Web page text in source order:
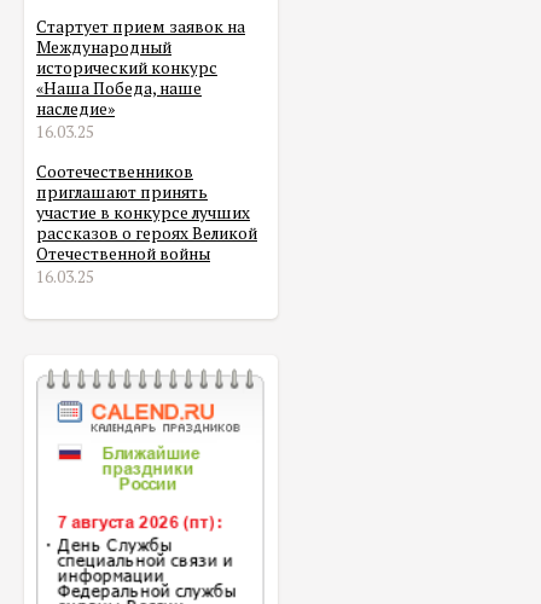
Стартует прием заявок на
Международный
исторический конкурс
«Наша Победа, наше
наследие»
16.03.25
Соотечественников
приглашают принять
участие в конкурсе лучших
рассказов о героях Великой
Отечественной войны
16.03.25